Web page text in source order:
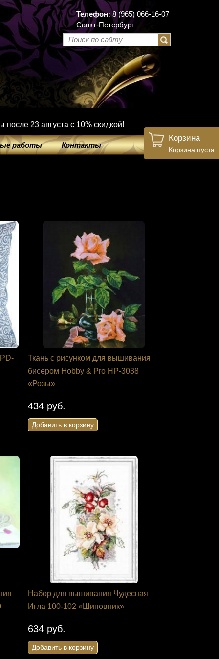
Телефон:8 (965) 066-16-07
Санкт-Петербург
23 августа с 10% скидкой!
работы Контакты
Корзина
Корзина пуста
Ткань с рисунком для вышивания
бисером Hobby & Pro НР-3038
«Розы»
434 руб.
Добавить в корзину
Набор для вышивания Чудесная
Игла 100-102 «Шиповник»
634 руб.
Добавить в корзину